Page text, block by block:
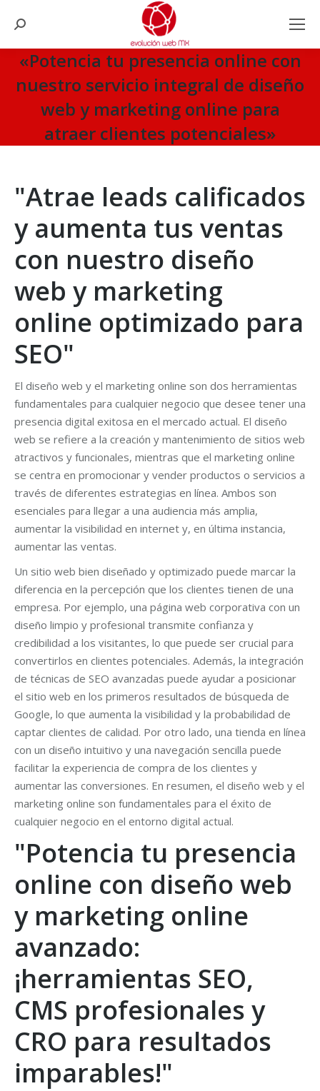
Search:
«Potencia tu presencia online con
nuestro servicio integral de diseño
web y marketing online para
atraer clientes potenciales»
"Atrae leads calificados
y aumenta tus ventas
con nuestro diseño
web y marketing
online optimizado para
SEO"
El diseño web y el marketing online son dos herramientas
fundamentales para cualquier negocio que desee tener una
presencia digital exitosa en el mercado actual. El diseño
web se refiere a la creación y mantenimiento de sitios web
atractivos y funcionales, mientras que el marketing online
se centra en promocionar y vender productos o servicios a
través de diferentes estrategias en línea. Ambos son
esenciales para llegar a una audiencia más amplia,
aumentar la visibilidad en internet y, en última instancia,
aumentar las ventas.
Un sitio web bien diseñado y optimizado puede marcar la
diferencia en la percepción que los clientes tienen de una
empresa. Por ejemplo, una página web corporativa con un
diseño limpio y profesional transmite confianza y
credibilidad a los visitantes, lo que puede ser crucial para
convertirlos en clientes potenciales. Además, la integración
de técnicas de SEO avanzadas puede ayudar a posicionar
el sitio web en los primeros resultados de búsqueda de
Google, lo que aumenta la visibilidad y la probabilidad de
captar clientes de calidad. Por otro lado, una tienda en línea
con un diseño intuitivo y una navegación sencilla puede
facilitar la experiencia de compra de los clientes y
aumentar las conversiones. En resumen, el diseño web y el
marketing online son fundamentales para el éxito de
cualquier negocio en el entorno digital actual.
"Potencia tu presencia
online con diseño web
y marketing online
avanzado:
¡herramientas SEO,
CMS profesionales y
CRO para resultados
imparables!"